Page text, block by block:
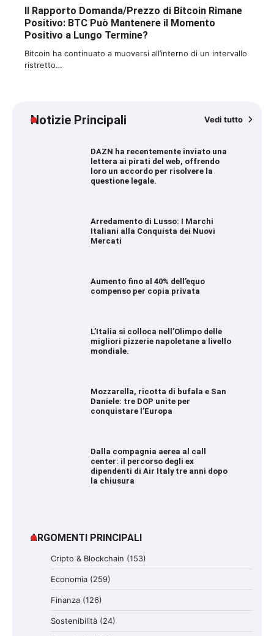
Il Rapporto Domanda/Prezzo di Bitcoin Rimane
Positivo: BTC Può Mantenere il Momento
Positivo a Lungo Termine?
Bitcoin ha continuato a muoversi all’interno di un intervallo
ristretto…
Notizie Principali Vedi tutto
DAZN ha recentemente inviato una
lettera ai pirati del web, offrendo
loro un accordo per risolvere la
questione legale.
Arredamento di Lusso: I Marchi
Italiani alla Conquista dei Nuovi
Mercati
Aumento fino al 40% dell’equo
compenso per copia privata
L’Italia si colloca nell’Olimpo delle
migliori pizzerie napoletane a livello
mondiale.
Mozzarella, ricotta di bufala e San
Daniele: tre DOP unite per
conquistare l’Europa
Dalla compagnia aerea al call
center: il percorso degli ex
dipendenti di Air Italy tre anni dopo
la chiusura
ARGOMENTI PRINCIPALI
Cripto & Blockchain (153)
Economia (259)
Finanza (126)
Sostenibilità (24)